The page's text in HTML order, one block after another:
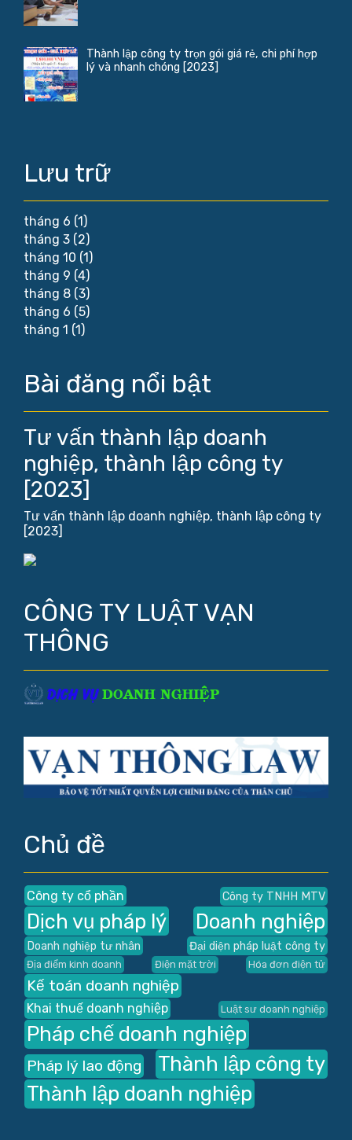
Thành lập công ty trọn gói giá rẻ, chi phí hợp
lý và nhanh chóng [2023]
Lưu trữ
tháng 6 (1)
tháng 3 (2)
tháng 10 (1)
tháng 9 (4)
tháng 8 (3)
tháng 6 (5)
tháng 1 (1)
Bài đăng nổi bật
Tư vấn thành lập doanh
nghiệp, thành lập công ty
[2023]
Tư vấn thành lập doanh nghiệp, thành lập công ty
[2023]
CÔNG TY LUẬT VẠN
THÔNG
Chủ đề
Công ty cổ phần Công ty TNHH MTV
Dịch vụ pháp lý Doanh nghiệp
Doanh nghiệp tư nhân Đại diện pháp luật công ty
Địa điểm kinh doanh Điện mặt trời Hóa đơn điện tử
Kế toán doanh nghiệp
Khai thuế doanh nghiệp Luật sư doanh nghiệp
Pháp chế doanh nghiệp
Pháp lý lao động
Thành lập công ty
Thành lập doanh nghiệp